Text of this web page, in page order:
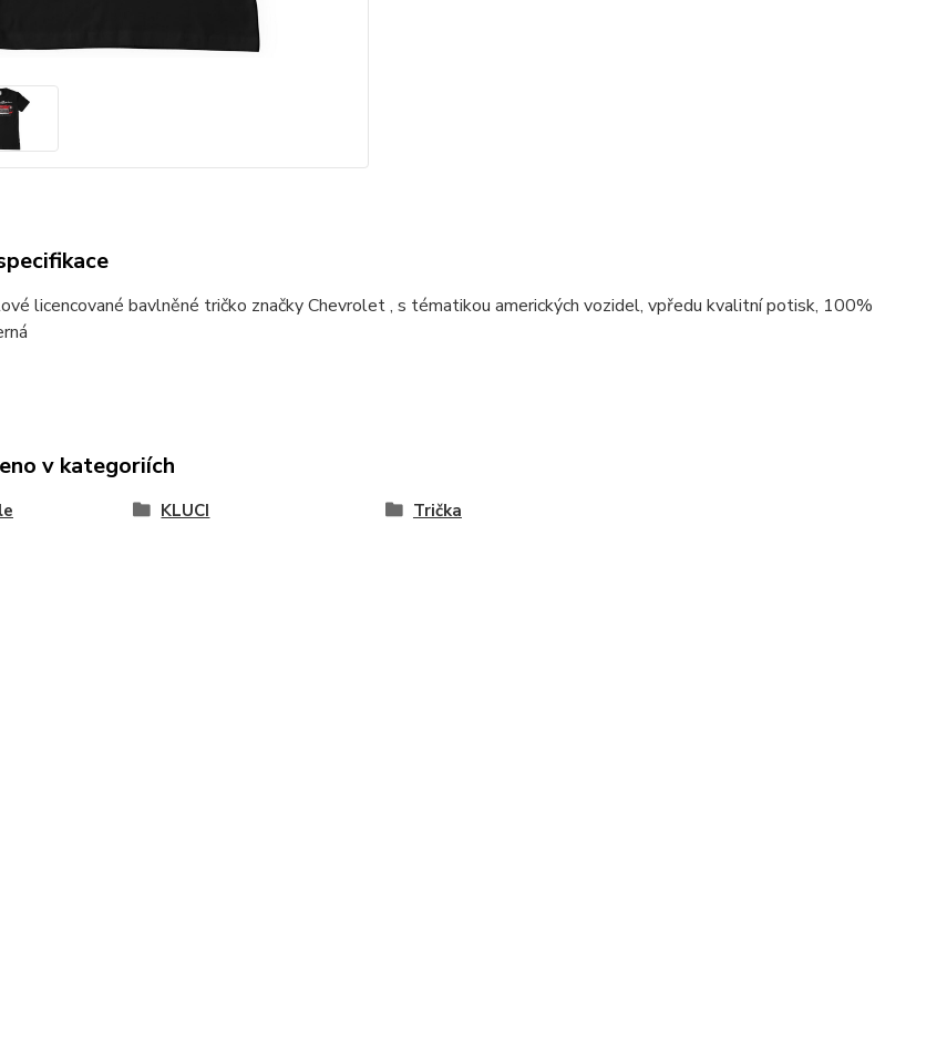
licencované bavlněné tričko značky Chevrolet , s tématikou amerických vozidel, vpředu kvalitní potisk, 100%
v kategoriích
KLUCI Trička